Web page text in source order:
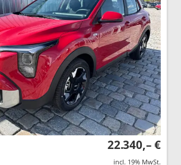
22.340,– €
incl. 19% MwSt.